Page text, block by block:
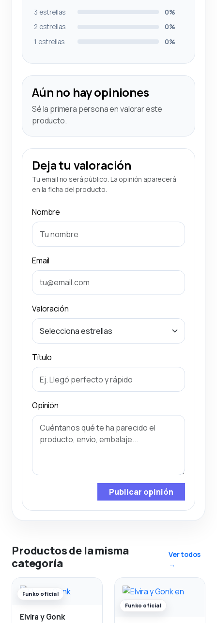
3 estrellas
0%
2 estrellas
0%
1 estrellas
0%
Aún no hay opiniones
Sé la primera persona en valorar este
producto.
Deja tu valoración
Tu email no será público. La opinión aparecerá
en la ficha del producto.
Nombre
Email
Valoración
Título
Opinión
Publicar opinión
Productos de la misma
categoría
Ver todos
→
Funko oficial
Elvira y Gonk
Funko oficial